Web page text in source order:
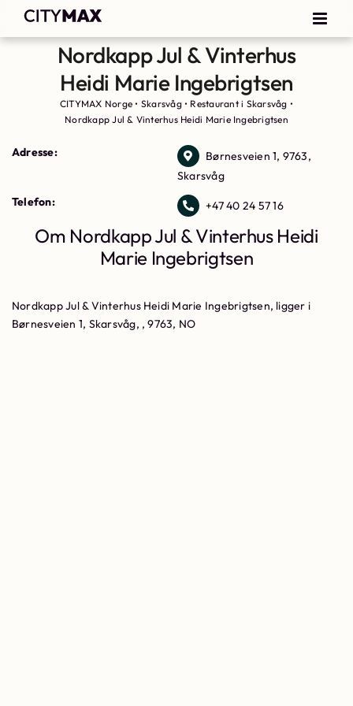
Nordkapp Jul & Vinterhus
Heidi Marie Ingebrigtsen
CITYMAX Norge • Skarsvåg• Restaurant i Skarsvåg •
Nordkapp Jul & Vinterhus Heidi Marie Ingebrigtsen
Adresse:
Børnesveien 1, 9763,
Skarsvåg
Telefon:
+47 40 24 57 16
Om Nordkapp Jul & Vinterhus Heidi
Marie Ingebrigtsen
Nordkapp Jul & Vinterhus Heidi Marie Ingebrigtsen, ligger i
Børnesveien 1, Skarsvåg, , 9763, NO